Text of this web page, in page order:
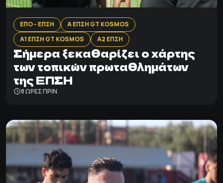
ΕΠΟ - ΕΠΣΗ
Α ΕΠΣΗ GT KOSMOS
Α1 ΕΠΣΗ GT KOSMOS
Α2 ΕΠΣΗ
Σήμερα ξεκαθαρίζει ο χάρτης
των τοπικών πρωταθλημάτων
της ΕΠΣΗ
8 ΩΡΕΣ ΠΡΙΝ